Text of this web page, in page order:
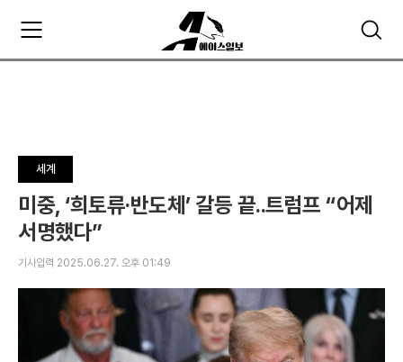
검
색
주
요
펼
치
기
세계
미중, ‘희토류·반도체’ 갈등 끝..트럼프 “어제
서명했다”
기사입력 2025.06.27. 오후 01:49